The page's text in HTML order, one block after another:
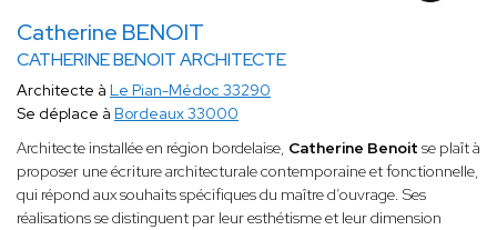
Catherine BENOIT
CATHERINE BENOIT ARCHITECTE
Architecte à Le Pian-Médoc 33290
Se déplace à Bordeaux 33000
Architecte installée en région bordelaise, Catherine Benoit se plaît à
proposer une écriture architecturale contemporaine et fonctionnelle,
qui répond aux souhaits spécifiques du maître d’ouvrage. Ses
réalisations se distinguent par leur esthétisme et leur dimension